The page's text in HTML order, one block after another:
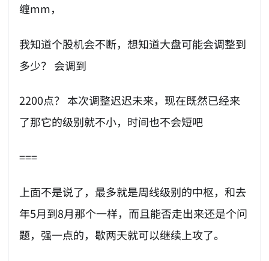
缠mm，
我知道个股机会不断，想知道大盘可能会调整到
多少？ 会调到
2200点？ 本次调整迟迟未来，现在既然已经来
了那它的级别就不小，时间也不会短吧
===
上面不是说了，最多就是周线级别的中枢，和去
年5月到8月那个一样，而且能否走出来还是个问
题，强一点的，歇两天就可以继续上攻了。